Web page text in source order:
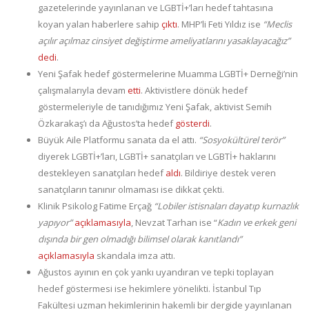
gazetelerinde yayınlanan ve LGBTİ+’ları hedef tahtasına
koyan yalan haberlere sahip çıktı. MHP’li Feti Yıldız ise “Meclis
açılır açılmaz cinsiyet değiştirme ameliyatlarını yasaklayacağız”
dedi.
Yeni Şafak hedef göstermelerine Muamma LGBTİ+ Derneği’nin
çalışmalarıyla devam etti. Aktivistlere dönük hedef
göstermeleriyle de tanıdığımız Yeni Şafak, aktivist Semih
Özkarakaş’ı da Ağustos’ta hedefgösterdi.
Büyük Aile Platformu sanata da el attı. “Sosyokültürel terör”
diyerek LGBTİ+’ları, LGBTİ+ sanatçıları ve LGBTİ+ haklarını
destekleyen sanatçıları hedefaldı. Bildiriye destek veren
sanatçıların tanınır olmaması ise dikkat çekti.
Klinik Psikolog Fatime Erçağ “Lobiler istisnaları dayatıp kurnazlık
yapıyor”açıklamasıyla, Nevzat Tarhan ise “Kadın ve erkek geni
dışında bir gen olmadığı bilimsel olarak kanıtlandı”
açıklamasıyla skandala imza attı.
Ağustos ayının en çok yankı uyandıran ve tepki toplayan
hedef göstermesi ise hekimlere yönelikti. İstanbul Tıp
Fakültesi uzman hekimlerinin hakemli bir dergide yayınlanan